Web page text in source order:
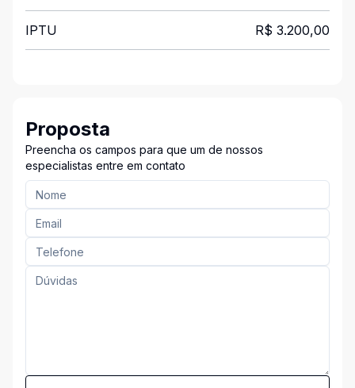
IPTU R$ 3.200,00
Proposta
Preencha os campos para que um de nossos
especialistas entre em contato